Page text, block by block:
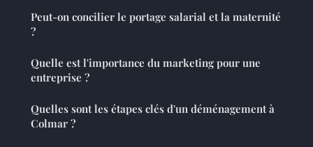
Peut-on concilier le portage salarial et la maternité
?
Quelle est l'importance du marketing pour une
entreprise ?
Quelles sont les étapes clés d'un déménagement à
Colmar ?